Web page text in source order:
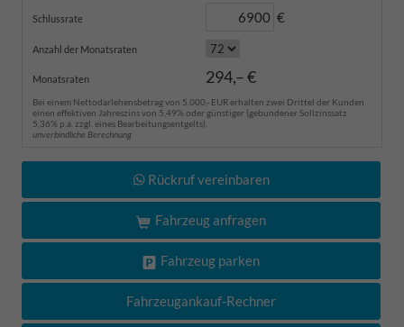
Schlussrate €
Anzahl der Monatsraten
Monatsraten 294,– €
Bei einem Nettodarlehensbetrag von 5.000,- EUR erhalten zwei Drittel der Kunden
einen effektiven Jahreszins von 5,49% oder günstiger (gebundener Sollzinssatz
5,36% p.a. zzgl. eines Bearbeitungsentgelts).
unverbindliche Berechnung
Rückruf vereinbaren
Fahrzeug anfragen
Fahrzeug parken
Fahrzeugankauf-Rechner